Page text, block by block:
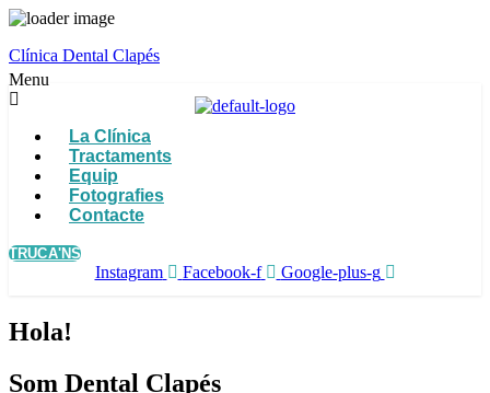
Clínica Dental Clapés
Menu
La Clínica
Tractaments
Equip
Fotografies
Contacte
TRUCA'NS
Instagram Facebook-f Google-plus-g
Hola!
Som Dental Clapés